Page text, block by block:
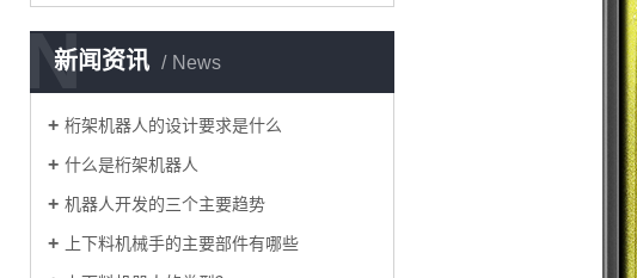
新闻资讯 News
N
桁架机器人的设计要求是什么
什么是桁架机器人
机器人开发的三个主要趋势
上下料机械手的主要部件有哪些